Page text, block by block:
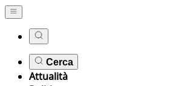
Cerca
Attualità